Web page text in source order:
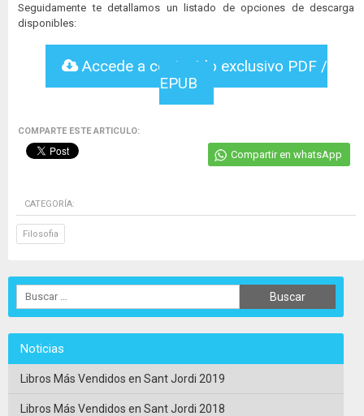
Seguidamente te detallamos un listado de opciones de descarga
disponibles:
Accede a contenido exclusivo PDF /
EPUB
COMPARTE ESTE ARTICULO:
Compartir en whatsApp
CATEGORÍA:
Filosofia
Noticias
Libros Más Vendidos en Sant Jordi 2019
Libros Más Vendidos en Sant Jordi 2018